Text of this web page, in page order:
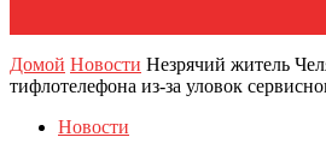
Домой Новости Незрячий житель
тифлотелефона из-за уловок
Новости